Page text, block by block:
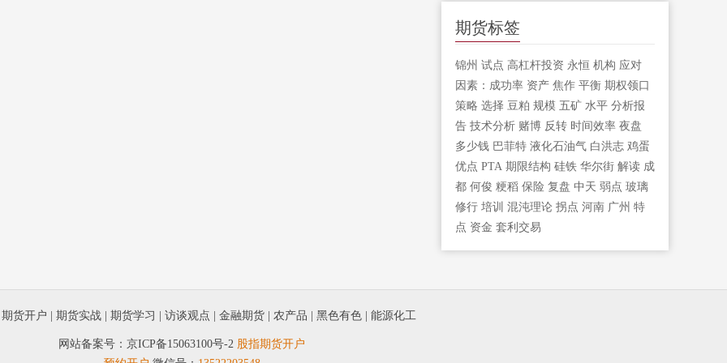
期货标签
锦州 试点 高杠杆投资 永恒 机构 应对
因素：成功率 资产 焦作 平衡 期权领口
策略 选择 豆粕 规模 五矿 水平 分析报
告 技术分析 赌博 反转 时间效率 夜盘
多少钱 巴菲特 液化石油气 白洪志 鸡蛋
优点 PTA 期限结构 硅铁 华尔街 解读 成
都 何俊 粳稻 保险 复盘 中天 弱点 玻璃
修行 培训 混沌理论 拐点 河南 广州 特
点 资金 套利交易
期货开户 期货实战 期货学习 访谈观点 金融期货 农产品 黑色有色 能源化工
网站备案号： 京ICP备15063100号-2 股指期货开户